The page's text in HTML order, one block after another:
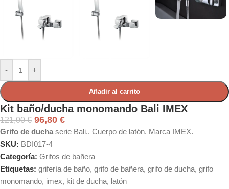
- +
Añadir al carrito
Kit baño/ducha monomando Bali IMEX
121,00€ 96,80 €
Grifo de ducha serie Bali.. Cuerpo de latón. Marca IMEX.
SKU: BDI017-4
Categoría: Grifos de bañera
Etiquetas: grifería de baño, grifo de bañera, grifo de ducha, grifo
monomando, imex, kit de ducha, latón